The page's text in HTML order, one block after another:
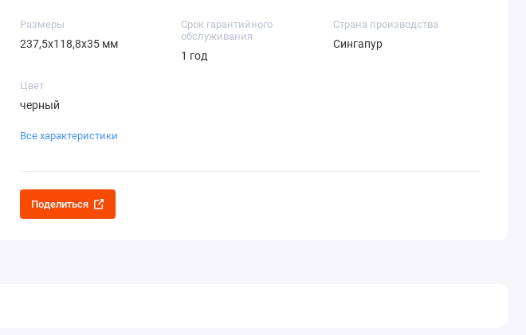
Размеры
237,5х118,8х35 мм
Срок гарантийного
обслуживания
1 год
Страна производства
Сингапур
Цвет
черный
Все характеристики
Поделиться